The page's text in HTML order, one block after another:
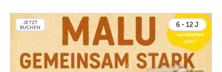
JETZT
BUCHEN
6 - 12 J